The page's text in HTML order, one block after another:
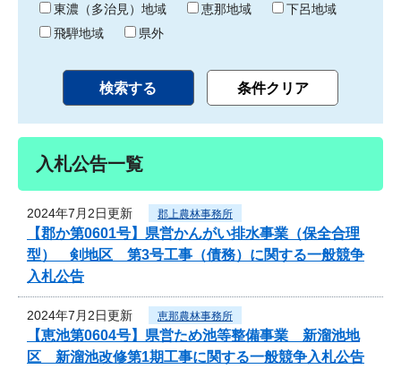
東濃（多治見）地域
恵那地域
下呂地域
飛騨地域
県外
入札公告一覧
2024年7月2日更新 郡上農林事務所
【郡か第0601号】県営かんがい排水事業（保全合理
型） 剣地区 第3号工事（債務）に関する一般競争
入札公告
2024年7月2日更新 恵那農林事務所
【恵池第0604号】県営ため池等整備事業 新溜池地
区 新溜池改修第1期工事に関する一般競争入札公告